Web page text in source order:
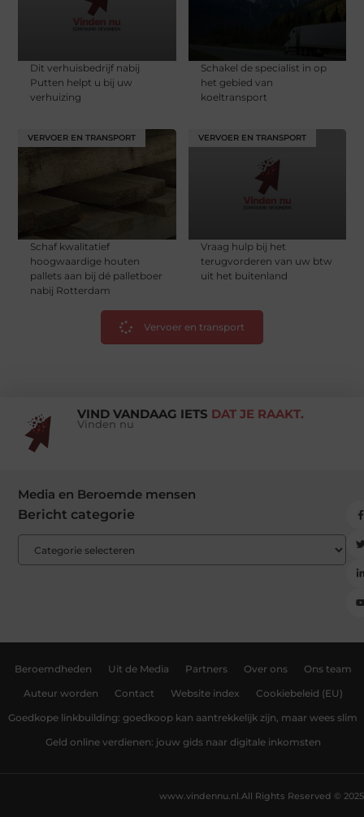
Dit verhuisbedrijf nabij
Putten helpt u bij uw
verhuizing
Schakel de specialist in op
het gebied van
koeltransport
VERVOER EN TRANSPORT
Schaf kwalitatief
hoogwaardige houten
pallets aan bij dé palletboer
nabij Rotterdam
VERVOER EN TRANSPORT
Vraag hulp bij het
terugvorderen van uw btw
uit het buitenland
Vervoer en transport
VIND VANDAAG IETS DAT JE RAAKT.
Vinden nu
Media en Beroemde mensen
Bericht categorie
Beroemdheden Uit de Media Partners Over ons Ons team
Auteur worden Contact Website index Cookiebeleid (EU)
Goedkope linkbuilding: goedkoop kan aantrekkelijk zijn, maar wees slim
Geld online verdienen: jouw gids naar digitale inkomsten
All Rights Reserved © 2025
www.vindennu.nl.